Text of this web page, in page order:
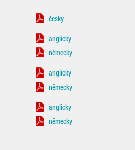
česky
anglicky
německy
anglicky
německy
anglicky
německy